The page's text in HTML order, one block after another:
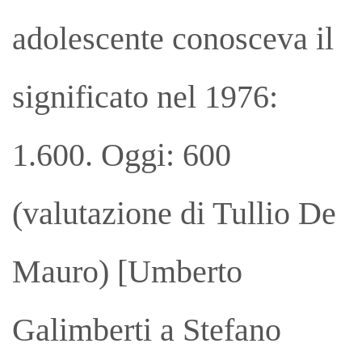
adolescente conosceva il
significato nel 1976:
1.600. Oggi: 600
(valutazione di Tullio De
Mauro) [Umberto
Galimberti a Stefano